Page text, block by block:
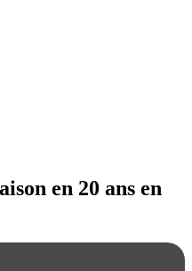
en 20 ans en